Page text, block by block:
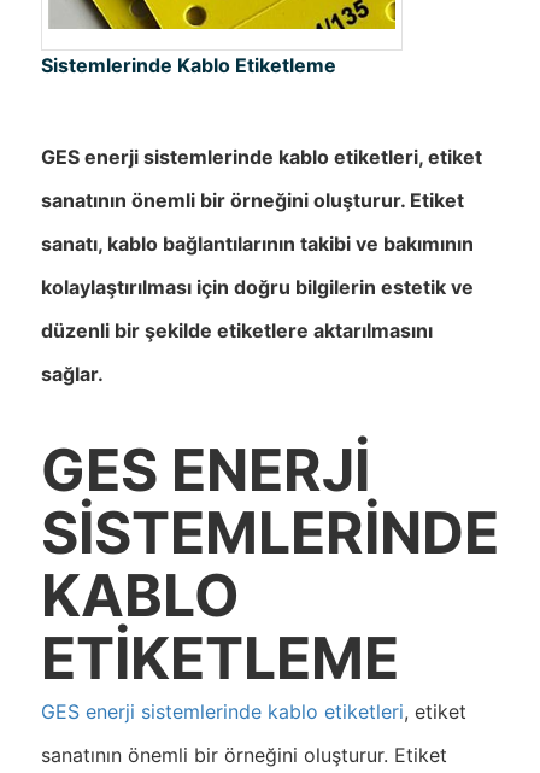
Sistemlerinde Kablo Etiketleme
GES enerji sistemlerinde kablo etiketleri, etiket
sanatının önemli bir örneğini oluşturur. Etiket
sanatı, kablo bağlantılarının takibi ve bakımının
kolaylaştırılması için doğru bilgilerin estetik ve
düzenli bir şekilde etiketlere aktarılmasını
sağlar.
GES ENERJİ
SİSTEMLERİNDE
KABLO
ETİKETLEME
GES enerji sistemlerinde kablo etiketleri, etiket
sanatının önemli bir örneğini oluşturur. Etiket